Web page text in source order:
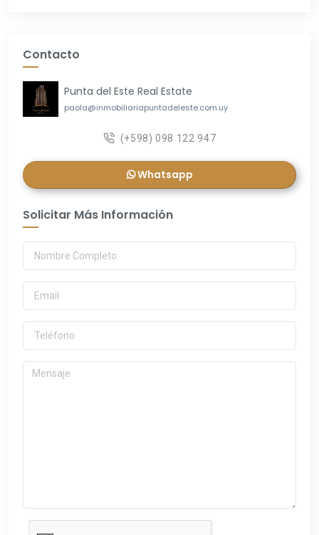
Contacto
Punta del Este Real Estate
paola@inmobiliariapuntadeleste.com.uy
(+598) 098 122 947
Whatsapp
Solicitar Más Información